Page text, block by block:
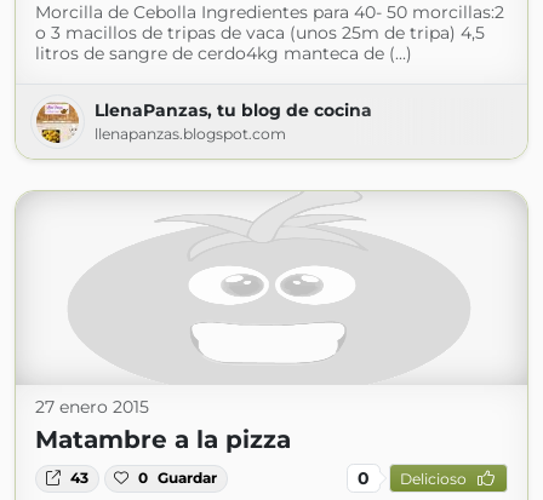
Morcilla de Cebolla Ingredientes para 40- 50 morcillas:2
o 3 macillos de tripas de vaca (unos 25m de tripa) 4,5
litros de sangre de cerdo4kg manteca de (...)
LlenaPanzas, tu blog de cocina
llenapanzas.blogspot.com
27 enero 2015
Matambre a la pizza
43 0 Guardar 0 Delicioso